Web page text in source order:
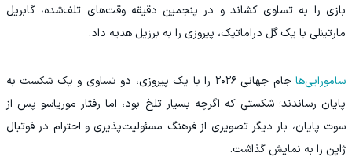
بازی را به تساوی کشاند و در پنجمین دقیقه وقت‌های تلف‌شده، گابریل
مارتینلی با یک گل دراماتیک، پیروزی را به برزیل هدیه داد.
سامورایی‌ها
جام جهانی ۲۰۲۶ را با یک پیروزی، دو تساوی و یک شکست به
پایان رساندند؛ شکستی که اگرچه بسیار تلخ بود، اما رفتار موریاسو پس از
سوت پایان، بار دیگر تصویری از فرهنگ مسئولیت‌پذیری و احترام در فوتبال
ژاپن را به نمایش گذاشت.